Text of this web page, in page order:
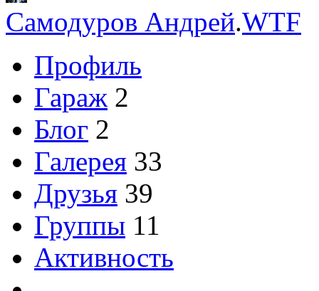
Самодуров Андрей.WTF
Профиль
Гараж 2
Блог 2
Галерея 33
Друзья 39
Группы 11
Активность